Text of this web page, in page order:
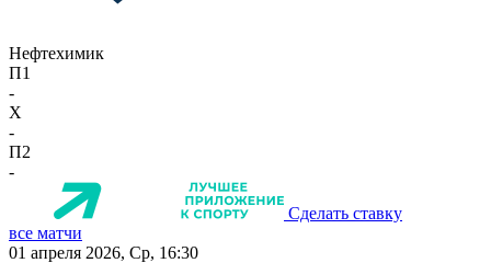
Нефтехимик
П1
-
X
-
П2
-
Сделать ставку
все матчи
01 апреля 2026, Ср, 16:30